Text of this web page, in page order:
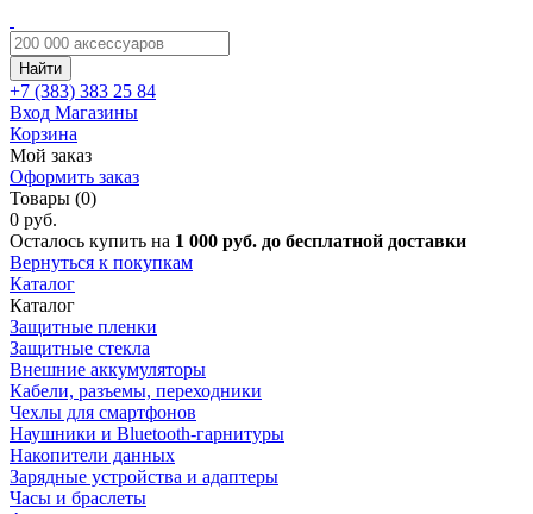
Найти
+7 (383) 383 25 84
Вход Магазины
Корзина
Мой заказ
Оформить заказ
Товары (0)
0 руб.
Осталось купить на 1 000 руб. до бесплатной доставки
Вернуться к покупкам
Каталог
Каталог
Защитные пленки
Защитные стекла
Внешние аккумуляторы
Кабели, разъемы, переходники
Чехлы для смартфонов
Наушники и Bluetooth-гарнитуры
Накопители данных
Зарядные устройства и адаптеры
Часы и браслеты